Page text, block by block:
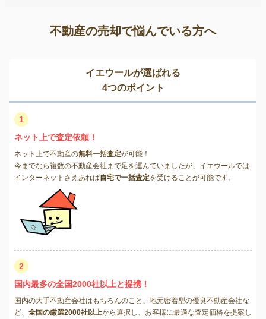
不動産の売却で悩んでいる方へ
イエウールが選ばれる
4つのポイント
1
ネット上で査定依頼！
ネット上で不動産の無料一括査定が可能！
今までなら複数の不動産会社まで足を運んでいましたが、イエウールでは
インターネットさえあれば自宅で一括査定を受けることが可能です。
2
国内最多の全国2000社以上と提携！
国内の大手不動産会社はもちろんのこと、地元密着型の優良不動産会社な
ど、 全国の厳選2000社以上から選択し、お客様に最適な査定価格を提案し